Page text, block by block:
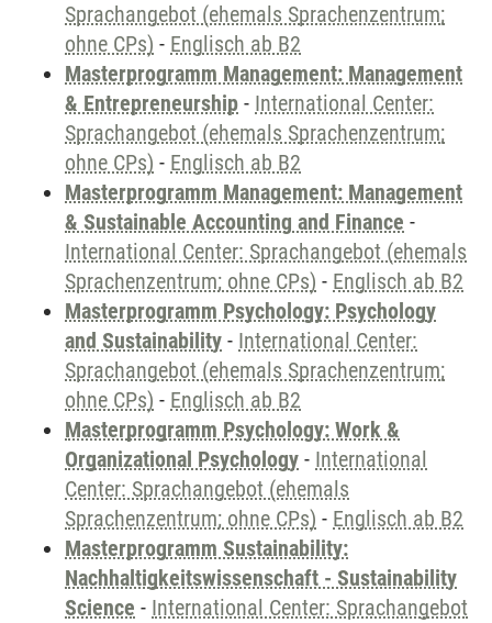
Sprachangebot (ehemals Sprachenzentrum;
ohne CPs) - Englisch ab B2
Masterprogramm Management: Management
& Entrepreneurship - International Center:
Sprachangebot (ehemals Sprachenzentrum;
ohne CPs) - Englisch ab B2
Masterprogramm Management: Management
& Sustainable Accounting and Finance -
International Center: Sprachangebot (ehemals
Sprachenzentrum; ohne CPs) - Englisch ab B2
Masterprogramm Psychology: Psychology
and Sustainability - International Center:
Sprachangebot (ehemals Sprachenzentrum;
ohne CPs) - Englisch ab B2
Masterprogramm Psychology: Work &
Organizational Psychology - International
Center: Sprachangebot (ehemals
Sprachenzentrum; ohne CPs) - Englisch ab B2
Masterprogramm Sustainability:
Nachhaltigkeitswissenschaft - Sustainability
Science - International Center: Sprachangebot